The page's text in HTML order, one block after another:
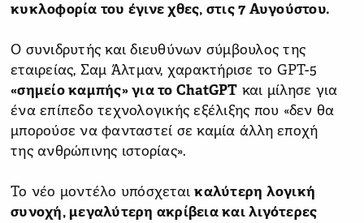
κυκλοφορία του έγινε χθες, στις 7 Αυγούστου.
Ο συνιδρυτής και διευθύνων σύμβουλος της
εταιρείας, Σαμ Άλτμαν, χαρακτήρισε το GPT-5
«σημείο καμπής» για το ChatGPT και μίλησε για
ένα επίπεδο τεχνολογικής εξέλιξης που «δεν θα
μπορούσε να φανταστεί σε καμία άλλη εποχή
της ανθρώπινης ιστορίας».
Το νέο μοντέλο υπόσχεταικαλύτερη λογική
συνοχή, μεγαλύτερη ακρίβεια και λιγότερες